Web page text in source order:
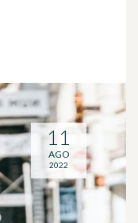
11
AGO
2022